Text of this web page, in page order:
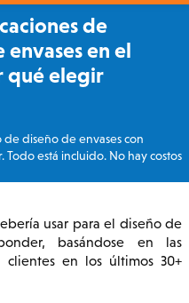
de
en el
qué elegir
de diseño de envases con
está incluido. No hay costos
usar para el diseño de
basándose en las
clientes en los últimos 30+